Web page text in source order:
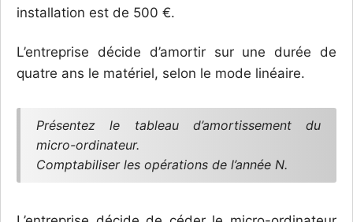
installation est de 500 €.
L’entreprise décide d’amortir sur une durée de
quatre ans le matériel, selon le mode linéaire.
Présentez le tableau d’amortissement du
micro-ordinateur.
Comptabiliser les opérations de l’année N.